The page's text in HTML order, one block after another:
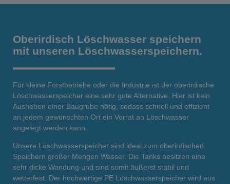
Oberirdisch Löschwasser speichern
mit unseren Löschwasserspeichern.
Für kleine Forstbetriebe oder die Industrie ist der oberirdische
Löschwasserspeicher eine sehr gute Alternative. Hier ist kein
Ausheben einer Baugrube nötig, sodass schnell und effizient
an jedem gewünschten Ort ein Vorrat an Löschwasser
angelegt werden kann.
Unsere Löschwasserspeicher sind ideal zum oberirdischen
Speichern großer Mengen Wasser. Die Tanks besitzen eine
sehr dicke Wandung und sind somit äußerst stabil und
wetterfest. Der hochwertige PE Löschwasserspeicher wird aus